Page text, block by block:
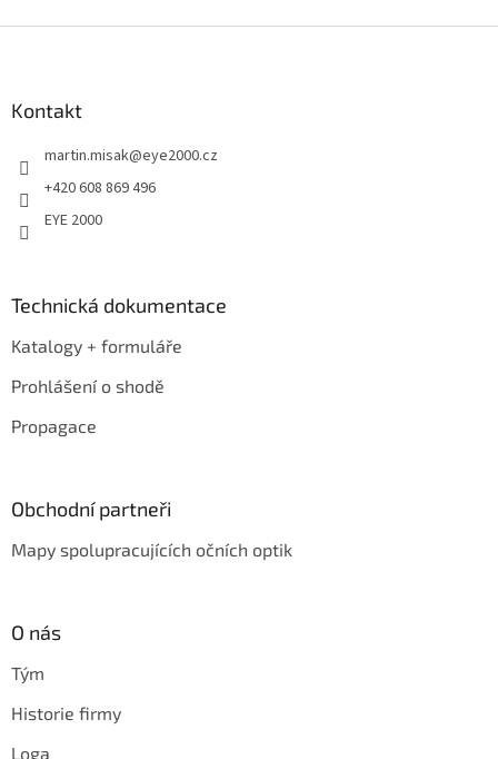
Kontakt
martin.misak@eye2000.cz
+420 608 869 496
EYE 2000
Technická dokumentace
Katalogy + formuláře
Prohlášení o shodě
Propagace
Obchodní partneři
Mapy spolupracujících očních optik
O nás
Tým
Historie firmy
Loga